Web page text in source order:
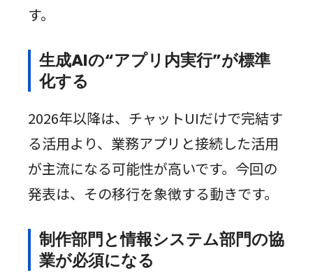
す。
生成AIの“アプリ内実行”が標準
化する
2026年以降は、チャットUIだけで完結す
る活用より、業務アプリと接続した活用
が主流になる可能性が高いです。今回の
発表は、その移行を象徴する動きです。
制作部門と情報システム部門の協
業が必須になる